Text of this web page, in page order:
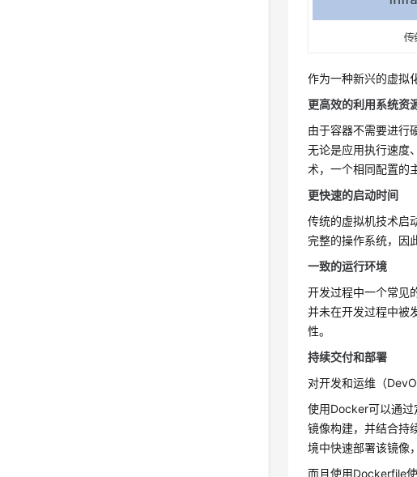
作为一种新兴的虚拟
更高效的利用系统资
由于容器不需要进行
无论是应用执行速度
术，一个相同配置的
更快速的启动时间
传统的虚拟机技术启
完整的操作系统，因
一致的运行环境
开发过程中一个常见
并未在开发过程中被
性。
持续交付和部署
对开发和运维（
使用Docker可以通
镜像构建，并结合持
境中快速部署该镜像
而且使用Dockerfile